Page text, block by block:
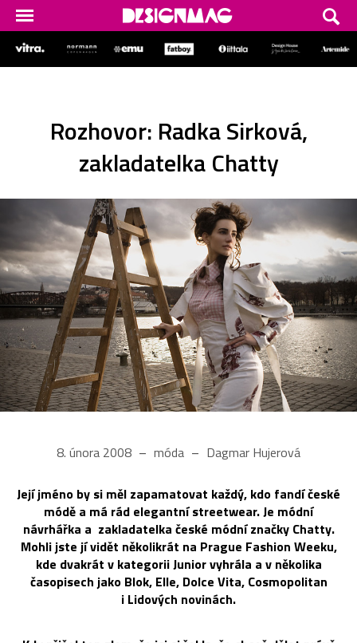
Rozhovor: Radka Sirková,
zakladatelka Chatty
8. února 2008 móda Dagmar Hujerová
Její jméno by si měl zapamatovat každý, kdo fandí české
módě a má rád elegantní streetwear. Je módní
návrhářka a zakladatelka české módní značky Chatty.
Mohli jste jí vidět několikrát na Prague Fashion Weeku,
kde dvakrát v kategorii Junior vyhrála a v několika
časopisech jako Blok, Elle, Dolce Vita, Cosmopolitan
i Lidových novinách.